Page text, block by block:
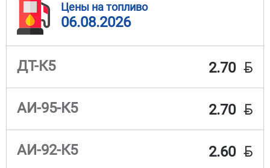
Цены на топливо
06.08.2026
ДТ-К5 2.70 BYN
АИ-95-К5 2.70 BYN
АИ-92-К5 2.60 BYN